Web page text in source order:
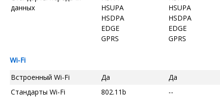
данных
HSUPA
HSDPA
EDGE
GPRS
HSUPA
HSDPA
EDGE
GPRS
Wi-Fi
Встроенный Wi-Fi
Да
Да
Стандарты Wi-Fi
802.11b
--